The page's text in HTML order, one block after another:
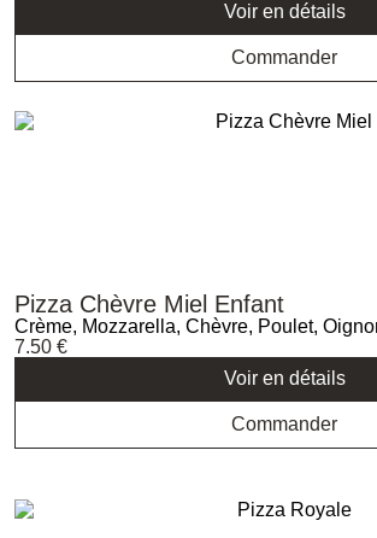
Voir en détails
Commander
Pizza Chèvre Miel Enfant
Crème, Mozzarella, Chèvre, Poulet,
7.50 €
Voir en détails
Commander